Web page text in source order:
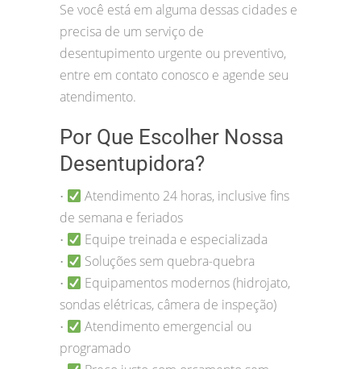
Se você está em alguma dessas cidades e
precisa de um serviço de
desentupimento urgente ou preventivo,
entre em contato conosco e agende seu
atendimento.
Por Que Escolher Nossa
Desentupidora?
•
Atendimento 24 horas, inclusive fins
de semana e feriados
• Equipe treinada e especializada
• Soluções sem quebra-quebra
•
Equipamentos modernos (hidrojato,
sondas elétricas, câmera de inspeção)
•
Atendimento emergencial ou
programado